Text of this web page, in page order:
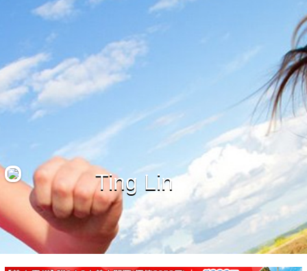
搜尋景點
好康優惠
最新留言
商家合作
推薦景點
Ting Lin